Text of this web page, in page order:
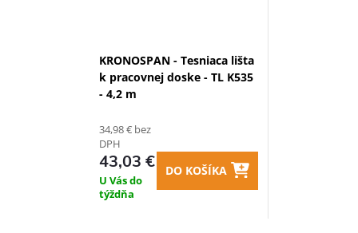
KRONOSPAN - Tesniaca lišta
k pracovnej doske - TL K535
- 4,2 m
34,98 € bez
DPH
43,03 €
U Vás do
týždňa
DO KOŠÍKA